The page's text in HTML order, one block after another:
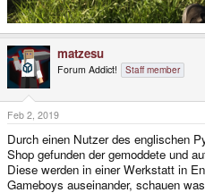
matzesu
Forum Addict! Staff member
Feb 2, 2019
Durch einen Nutzer des englischen
Shop gefunden der gemoddete und
Diese werden in einer Werkstatt in
Gameboys auseinander, schauen